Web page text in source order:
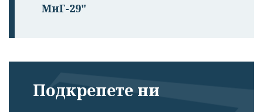
МиГ-29"
Подкрепете ни